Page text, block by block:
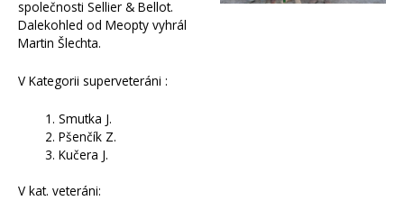
společnosti Sellier & Bellot.
Dalekohled od Meopty vyhrál
Martin Šlechta.
V Kategorii superveteráni :
Smutka J.
Pšenčík Z.
Kučera J.
V kat. veteráni: